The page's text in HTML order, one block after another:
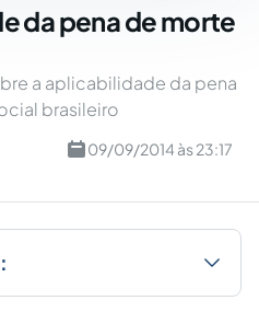
da pena de morte
a aplicabilidade da pena
brasileiro
09/09/2014 às 23:17